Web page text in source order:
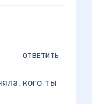
ОТВЕТИТЬ
кого ты